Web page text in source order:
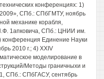
конференциях: 1)
СПб.: СПбГМТУ, ноябрь
механике корабля,
1апковича, СПб.: ЦНИИ им.
конференция Единение Науки
2010 г.; 4) XXIV
моделирование в
Методы граничныхи и
СПб.: СПбГАСУ, сентябрь